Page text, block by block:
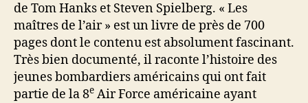
de Tom Hanks et Steven Spielberg. « Les
maîtres de l’air » est un livre de près de 700
pages dont le contenu est absolument fascinant.
Très bien documenté, il raconte l’histoire des
jeunes bombardiers américains qui ont fait
partie de la 8e Air Force américaine ayant